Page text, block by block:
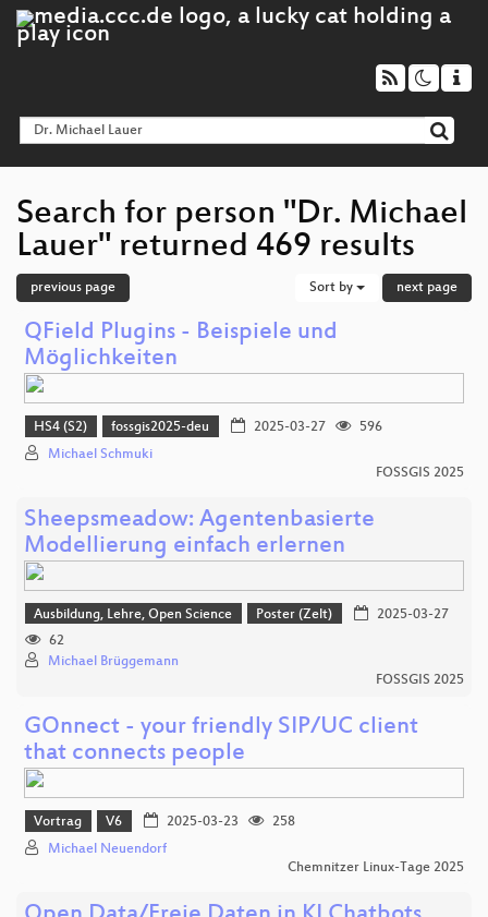
Search for person "Dr. Michael
Lauer" returned 469 results
previous page Sort by next page
QField Plugins - Beispiele und
Möglichkeiten
HS4 (S2) fossgis2025-deu 2025-03-27
596
Michael Schmuki
FOSSGIS 2025
Sheepsmeadow: Agentenbasierte
Modellierung einfach erlernen
Ausbildung, Lehre, Open Science Poster (Zelt)
2025-03-27
62
Michael Brüggemann
FOSSGIS 2025
GOnnect - your friendly SIP/UC client
that connects people
Vortrag V6 2025-03-23
258
Michael Neuendorf
Chemnitzer Linux-Tage 2025